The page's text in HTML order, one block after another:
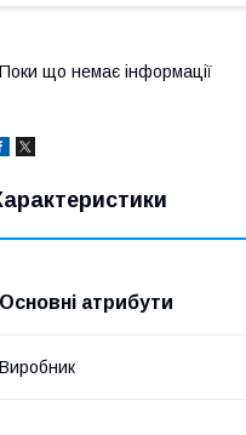
Поки що немає інформації
Основні атрибути
Виробник